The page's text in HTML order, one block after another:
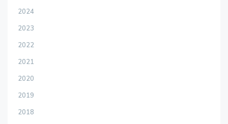
2024
2023
2022
2021
2020
2019
2018